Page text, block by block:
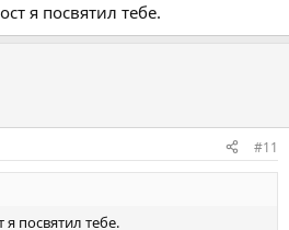
я посвятил тебе.
#11
я посвятил тебе.